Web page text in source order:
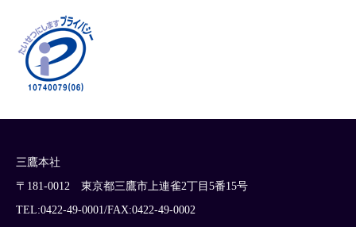
三鷹本社
〒181-0012 東京都三鷹市上連雀2丁目5番15号
TEL:0422-49-0001/FAX:0422-49-0002